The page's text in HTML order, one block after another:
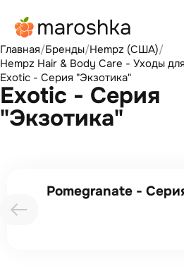
Главная/Бренды/Hempz (США)/
Hempz Hair & Body Care - Уходы
Exotic - Серия "Экзотика"
Exotic - Серия
"Экзотика"
Pomegranate -